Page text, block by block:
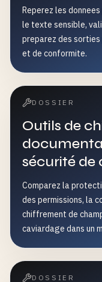
Reperez les
le texte sensible,
preparez des sorties
et de conformite.
DOSSIER
Outils de
sécurité de
Comparez la
des permissions, la
chiffrement de
caviardage dans un
DOSSIER